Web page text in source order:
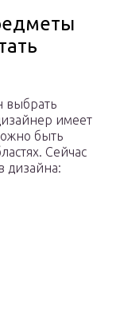
выбрать
имеет
быть
Сейчас
дизайна: